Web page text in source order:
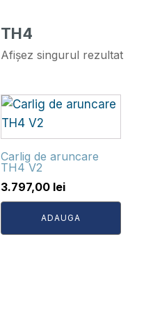
TH4
Afișez singurul rezultat
Carlig de aruncare
TH4 V2
3.797,00 lei
ADAUGA